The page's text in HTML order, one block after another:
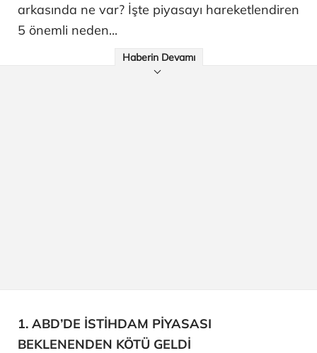
arkasında ne var? İşte piyasayı hareketlendiren
5 önemli neden...
Haberin Devamı
1. ABD’DE İSTİHDAM PİYASASI
BEKLENENDEN KÖTÜ GELDİ